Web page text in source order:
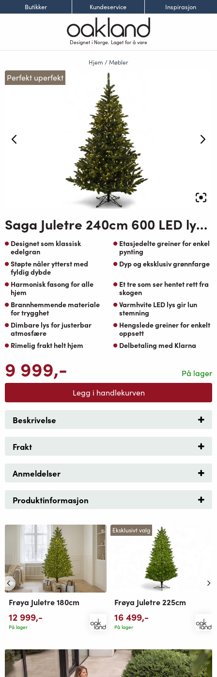
Butikker Kundeservice Inspirasjon
Designet i Norge. Laget for å vare
Hjem /Møbler
Perfekt uperfekt
Saga Juletre 240cm 600 LED lys varmhvit
Designet som klassisk
edelgran
Etasjedelte greiner for enkel
pynting
Støpte nåler ytterst med
fyldig dybde
Dyp og eksklusiv grønnfarge
Harmonisk fasong for alle
hjem
Et tre som ser hentet rett fra
skogen
Brannhemmende materiale
for trygghet
Varmhvite LED lys gir lun
stemning
Dimbare lys for justerbar
atmosfære
Hengslede greiner for enkelt
oppsett
Rimelig frakt helt hjem
Delbetaling med Klarna
På lager
9 999,-
Legg i handlekurven
Beskrivelse
Frakt
Anmeldelser
Produktinformasjon
Frøya Juletre 180cm
12 999,-
På lager
Eksklusivt valg
Frøya Juletre 225cm
16 499,-
På lager